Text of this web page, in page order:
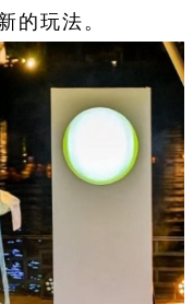
的玩法。